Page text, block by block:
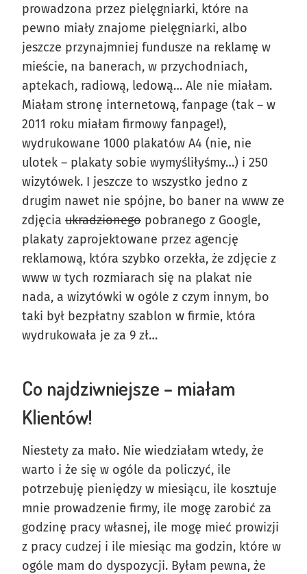
prowadzona przez pielęgniarki, które na
pewno miały znajome pielęgniarki, albo
jeszcze przynajmniej fundusze na reklamę w
mieście, na banerach, w przychodniach,
aptekach, radiową, ledową… Ale nie miałam.
Miałam stronę internetową, fanpage (tak – w
2011 roku miałam firmowy fanpage!),
wydrukowane 1000 plakatów A4 (nie, nie
ulotek – plakaty sobie wymyśliłyśmy…) i 250
wizytówek. I jeszcze to wszystko jedno z
drugim nawet nie spójne, bo baner na www ze
zdjęcia ukradzionego pobranego z Google,
plakaty zaprojektowane przez agencję
reklamową, która szybko orzekła, że zdjęcie z
www w tych rozmiarach się na plakat nie
nada, a wizytówki w ogóle z czym innym, bo
taki był bezpłatny szablon w firmie, która
wydrukowała je za 9 zł…
Co najdziwniejsze – miałam
Klientów!
Niestety za mało. Nie wiedziałam wtedy, że
warto i że się w ogóle da policzyć, ile
potrzebuję pieniędzy w miesiącu, ile kosztuje
mnie prowadzenie firmy, ile mogę zarobić za
godzinę pracy własnej, ile mogę mieć prowizji
z pracy cudzej i ile miesiąc ma godzin, które w
ogóle mam do dyspozycji. Byłam pewna, że